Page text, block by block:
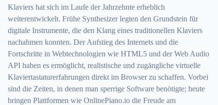
Klaviers hat sich im Laufe der Jahrzehnte erheblich
weiterentwickelt. Frühe Synthesizer legten den Grundstein für
digitale Instrumente, die den Klang eines traditionellen Klaviers
nachahmen konnten. Der Aufstieg des Internets und die
Fortschritte in Webtechnologien wie HTML5 und der Web Audio
API haben es ermöglicht, realistische und zugängliche virtuelle
Klaviertastaturerfahrungen direkt im Browser zu schaffen. Vorbei
sind die Zeiten, in denen man sperrige Software benötigte; heute
bringen Plattformen wie OnlinePiano.io die Freude am